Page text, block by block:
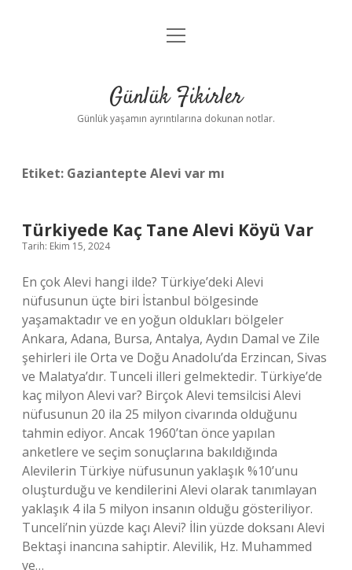
Anasayfa
Yasal Uyarı
menüyü
Günlük Fikirler
Günlük yaşamın ayrıntılarına dokunan notlar.
Etiket: Gaziantepte Alevi var mı
Türkiyede Kaç Tane Alevi Köyü Var
Tarih: Ekim 15, 2024
En çok Alevi hangi ilde? Türkiye’deki Alevi
nüfusunun üçte biri İstanbul bölgesinde
yaşamaktadır ve en yoğun oldukları bölgeler
Ankara, Adana, Bursa, Antalya, Aydın Damal ve Zile
şehirleri ile Orta ve Doğu Anadolu’da Erzincan, Sivas
ve Malatya’dır. Tunceli illeri gelmektedir. Türkiye’de
kaç milyon Alevi var? Birçok Alevi temsilcisi Alevi
nüfusunun 20 ila 25 milyon civarında olduğunu
tahmin ediyor. Ancak 1960’tan önce yapılan
anketlere ve seçim sonuçlarına bakıldığında
Alevilerin Türkiye nüfusunun yaklaşık %10’unu
oluşturduğu ve kendilerini Alevi olarak tanımlayan
yaklaşık 4 ila 5 milyon insanın olduğu gösteriliyor.
Tunceli’nin yüzde kaçı Alevi? İlin yüzde doksanı Alevi
Bektaşi inancına sahiptir. Alevilik, Hz. Muhammed
ve…